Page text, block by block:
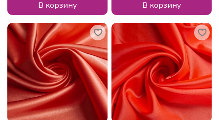
В корзину В корзину